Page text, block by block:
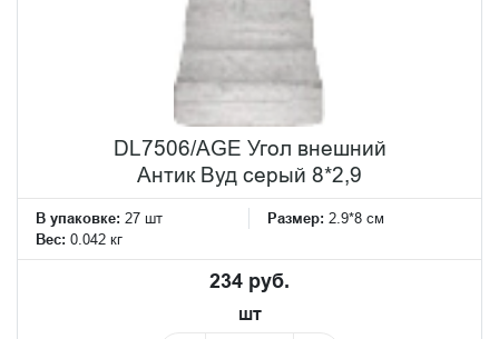
DL7506/AGE Угол внешний
Антик Вуд серый 8*2,9
В упаковке: 27 шт Размер: 2.9*8 см
Вес: 0.042 кг
234 руб.
шт